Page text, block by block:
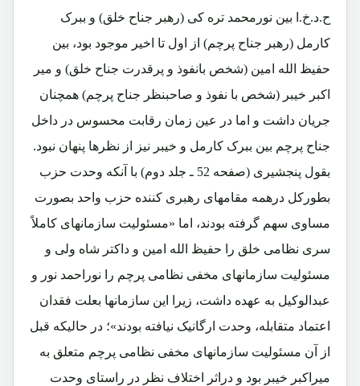
ح.د.خ.ا بین نورمحمد تره کی (رهبر جناح خلق) و ببرک
کارمل (رهبر جناح پرچم) از اول تا اخیر موجود بود، بین
حفیظ الله امین (شخص بانفوذ و پرقدرت جناح خلق) و میر
اکبر خیبر (شخص با نفوذ و صاحبنظر جناح پرچم) همچنان
جریان داشت و اما در عین زمان رقابت محسوس در داخل
جناح پرچم بین ببرک کارمل و خیبر نیز از نظرها پنهان نبود.
بقول پنجشیری (صفحه 52 ـ جلد دوم) با آنکه وحدت حزب
بطورکل درهمه مقامهای رهبری کننده حزب واحد بصورت
مساوی سهم گرفته بودند، اما «مسئولیت سازمانهای کاملاً
سری نظامی خلق را حفیظ الله امین و داکتر شاه ولی و
مسئولیت سازمانهای مخفی نظامی پرچم را نوراحمد نور و
عبدالوکیل به عهده داشت، زیرا این سازمانها بعلت فقدان
اعتماد متقابله، وحدت ارگانیک نیافته بودند»؛ در حالیکه قبل
از آن مسئولیت سازمانهای مخفی نظامی پرچم متعلق به
میراکبر خیبر بود و دراثر اختلاف نظر در راستای وحدت